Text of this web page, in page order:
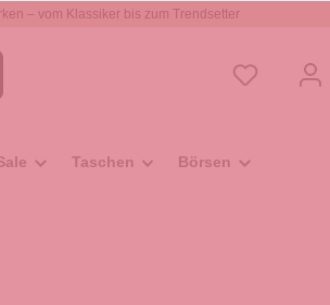
– vom Klassiker bis zum Trendsetter
Taschen Börsen